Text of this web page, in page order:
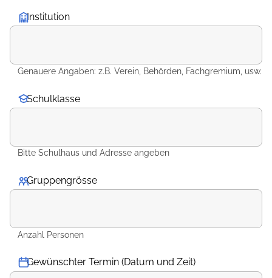
Institution
Genauere Angaben: z.B. Verein, Behörden, Fachgremium, usw.
Schulklasse
Bitte Schulhaus und Adresse angeben
Gruppengrösse
Anzahl Personen
Gewünschter Termin (Datum und Zeit)